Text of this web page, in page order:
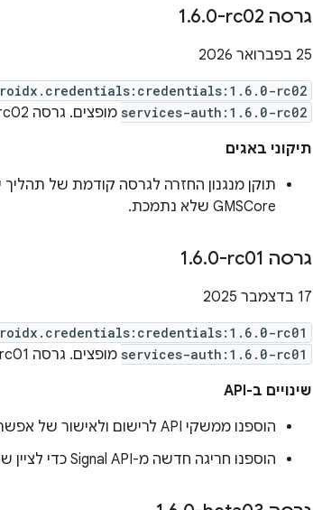
גרסה ‎1 .6.0-rc02
‫25 בפברואר 2026
rc02
services-auth:1.6.0-rc02 מופצים. גרסה ‎1.6.0-rc02 מכילה את
תיקוני באגים
GMSCore שלא נתמכת.
גרסה ‎1 .6.0-rc01
‫17 בדצמבר 2025
rc01
services-auth:1.6.0-rc01 מופצים. גרסה ‎1.6.0-rc01 מכילה את
שינויים ב-API
הוספנו ממשקי API לרישום ולאישור של אפשרויות יצירה ב-Credential Manager. (
הוספנו חריגה חדשה מ-Signal API כדי לציין שהבקשה מוגבלת לפי קצב (